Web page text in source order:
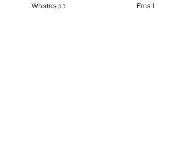
Whatsapp Email